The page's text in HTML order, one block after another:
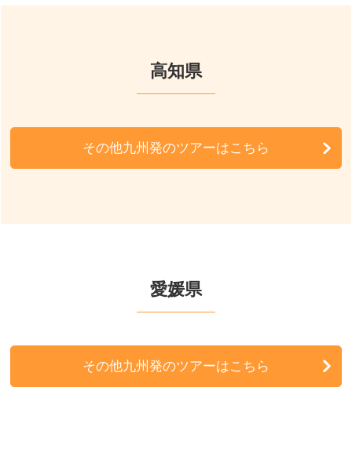
九州発
高知県
その他九州発のツアーはこちら
愛媛県
その他九州発のツアーはこちら